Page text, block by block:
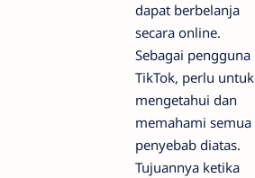
dapat berbelanja
secara online.
Sebagai pengguna
TikTok, perlu untuk
mengetahui dan
memahami semua
penyebab diatas.
Tujuannya ketika